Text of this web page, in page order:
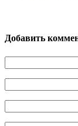
Добавить